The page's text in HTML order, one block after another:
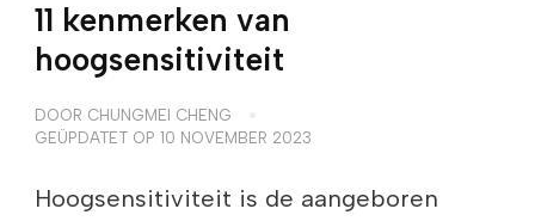
11 kenmerken van
hoogsensitiviteit
DOOR CHUNGMEI CHENG
GEÜPDATET OP 10 NOVEMBER 2023
Hoogsensitiviteit is de aangeboren